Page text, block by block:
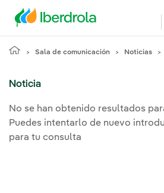
Sala de comunicación Noticias
Noticia
No se han obtenido resultados
Puedes intentarlo de nuevo
para tu consulta